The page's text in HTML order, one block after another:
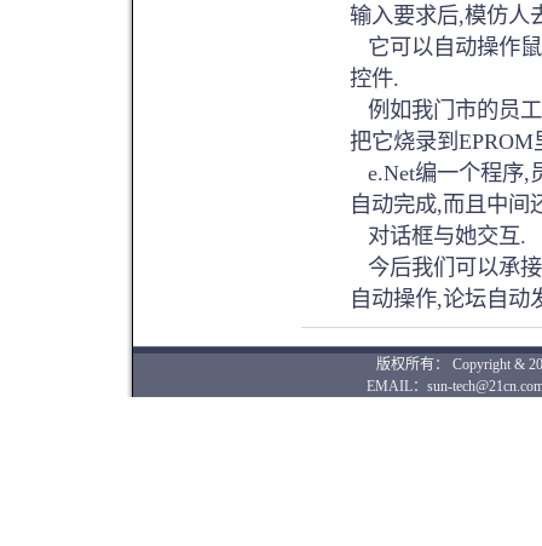
输入要求后,模仿人
它可以自动操作
控件.
例如我门市的员
把它烧录到
e.Net编一个程序,
自动完成,而且中间
对话框与她交互.
今后我们可以承
自动操作,论坛自动
版权所有： Copyright &
EMAIL：sun-